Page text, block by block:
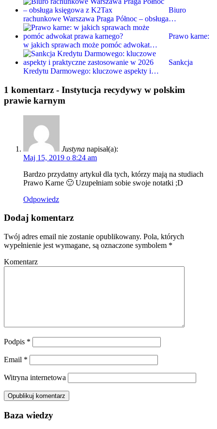
Biuro
rachunkowe Warszawa Praga Północ – obsługa…
Prawo karne:
w jakich sprawach może pomóc adwokat…
Sankcja
Kredytu Darmowego: kluczowe aspekty i…
1 komentarz - Instytucja recydywy w polskim
prawie karnym
Justyna napisał(a):
Maj 15, 2019 o 8:24 am
Bardzo przydatny artykuł dla tych, którzy mają na studiach
Prawo Karne 🙂 Uzupełniam sobie swoje notatki ;D
Odpowiedz
Dodaj komentarz
Twój adres email nie zostanie opublikowany. Pola, których
wypełnienie jest wymagane, są oznaczone symbolem *
Komentarz
Podpis *
Email *
Witryna internetowa
Baza wiedzy